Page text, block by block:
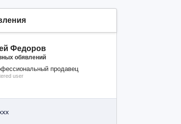
Федоров
обявлений
продавец
user